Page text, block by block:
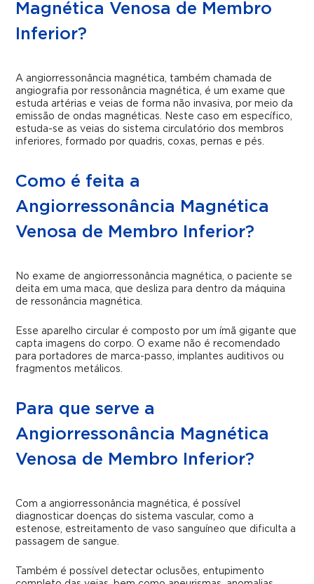
Magnética Venosa de Membro
Inferior?
A angiorressonância magnética, também chamada de
angiografia por ressonância magnética, é um exame que
estuda artérias e veias de forma não invasiva, por meio da
emissão de ondas magnéticas. Neste caso em específico,
estuda-se as veias do sistema circulatório dos membros
inferiores, formado por quadris, coxas, pernas e pés.
Como é feita a
Angiorressonância Magnética
Venosa de Membro Inferior?
No exame de angiorressonância magnética, o paciente se
deita em uma maca, que desliza para dentro da máquina
de ressonância magnética.
Esse aparelho circular é composto por um ímã gigante que
capta imagens do corpo. O exame não é recomendado
para portadores de marca-passo, implantes auditivos ou
fragmentos metálicos.
Para que serve a
Angiorressonância Magnética
Venosa de Membro Inferior?
Com a angiorressonância magnética, é possível
diagnosticar doenças do sistema vascular, como a
estenose, estreitamento de vaso sanguíneo que dificulta a
passagem de sangue.
Também é possível detectar oclusões, entupimento